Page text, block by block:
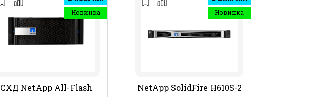
Новинка
СХД NetApp All-Flash
Новинка
NetApp SolidFire H610S-2